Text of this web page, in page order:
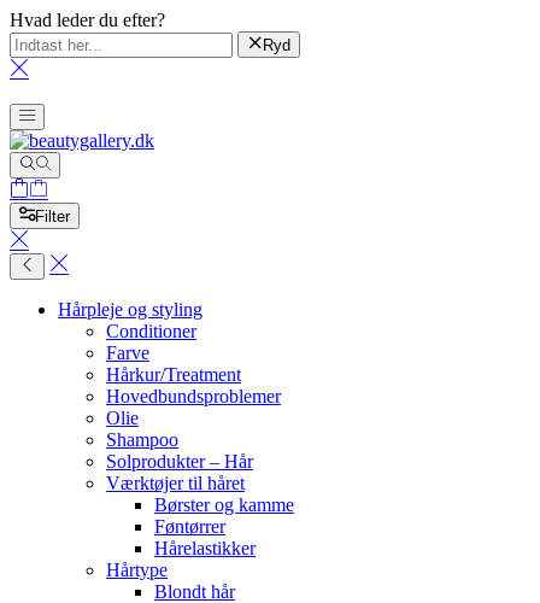
Hvad leder du efter?
Ryd
Filter
Hårpleje og styling
Conditioner
Farve
Hårkur/Treatment
Hovedbundsproblemer
Olie
Shampoo
Solprodukter – Hår
Værktøjer til håret
Børster og kamme
Føntørrer
Hårelastikker
Hårtype
Blondt hår